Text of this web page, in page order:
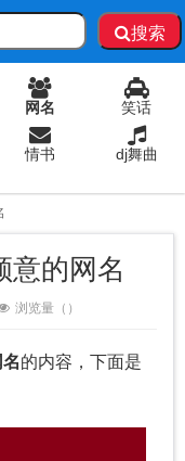
搜索
网名 笑话
情书 dj舞曲
意的网名
浏览量（ ）
的内容，下面是